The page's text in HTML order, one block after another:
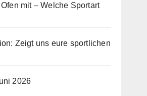
mit – Welche Sportart
Zeigt uns eure sportlichen
2026